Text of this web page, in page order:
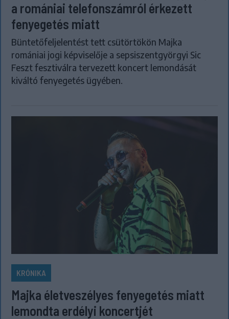
a romániai telefonszámról érkezett
fenyegetés miatt
Büntetőfeljelentést tett csütörtökön Majka
romániai jogi képviselője a sepsiszentgyörgyi Sic
Feszt fesztiválra tervezett koncert lemondását
kiváltó fenyegetés ügyében.
KRÓNIKA
Majka életveszélyes fenyegetés miatt
lemondta erdélyi koncertjét